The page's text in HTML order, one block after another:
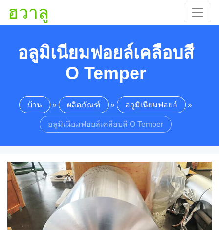
ฮวาลู
อลูมิเนียมฟอยล์เคลือบสี
O Temper
บ้าน » ผลิตภัณฑ์ » อลูมิเนียมฟอยล์ »
อลูมิเนียมฟอยล์เคลือบสี O Temper